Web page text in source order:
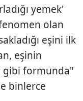
yemek'
olan
eşini ilk
eşinin
gibi formunda"
binlerce